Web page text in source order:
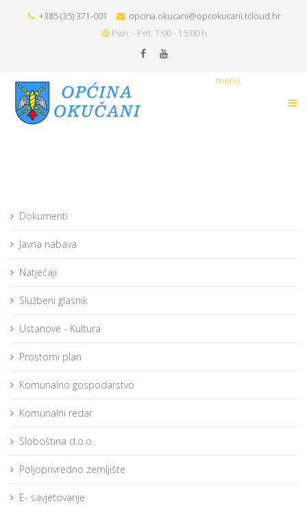
+385 (35) 371-001
opcina.okucani@opcokucani.tcloud.hr
Pon. - Pet. 7:00 - 15:00 h
menu
Dokumenti
Javna nabava
Natječaji
Službeni glasnik
Ustanove - Kultura
Prostorni plan
Komunalno gospodarstvo
Komunalni redar
Sloboština d.o.o.
Poljoprivredno zemljište
E- savjetovanje